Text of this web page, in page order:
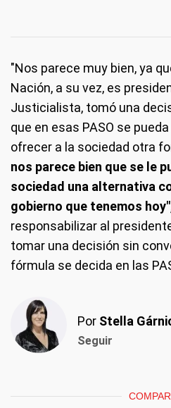
"Nos parece muy bien, ya
Nación, a su vez, es
Justicialista, tomó una
que en esas PASO se
ofrecer a la sociedad otra
nos parece bien que se le
sociedad una alternativa
gobierno que tenemos
responsabilizar al
tomar una decisión sin
fórmula se decida en las
Por Stella
Seguir